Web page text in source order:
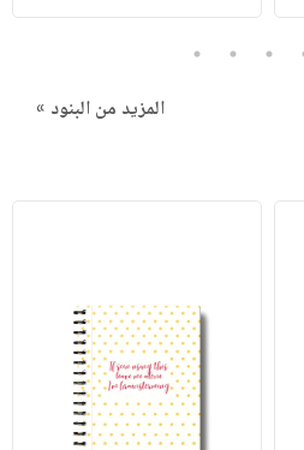
3
4
5
المزيد من البنود »